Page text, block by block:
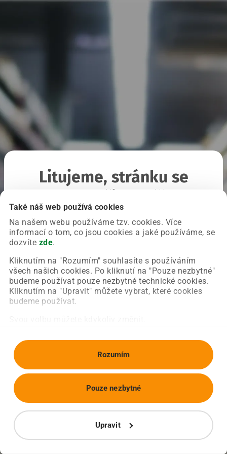
Také náš web používá cookies
Na našem webu používáme tzv. cookies. Více
informací o tom, co jsou cookies a jaké používáme, se
dozvíte zde.
Kliknutím na "Rozumím" souhlasíte s používáním
všech našich cookies. Po kliknutí na "Pouze nezbytné"
budeme používat pouze nezbytné technické cookies.
Kliknutím na "Upravit" můžete vybrat, které cookies
budeme používat.
Rozumím
Upravit
Pouze nezbytné
Litujeme, stránku se
Chyba nastala na naší straně a už ji opravujeme.
Zkuste prosím znovu načíst požadovanou stránku.
Obnovit stránku Úvodní strana